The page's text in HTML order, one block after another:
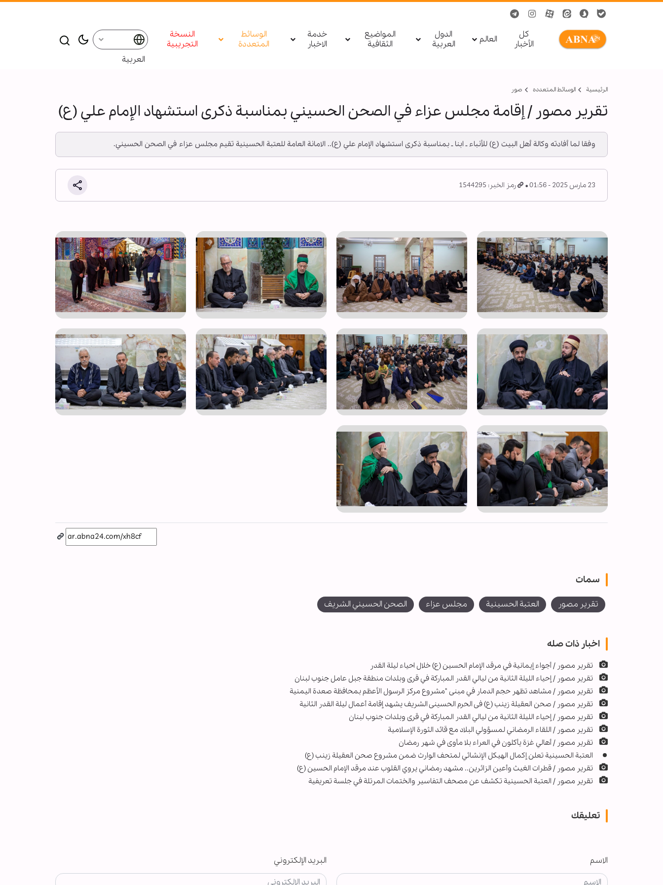
کل
الأخبار
العالم
الدول
العربیة
المواضيع
الثقافية
خدمة
الاخبار
الوسائط
المتعددة
النسخة
التجريبية
العربية
الرئيسية الوسائط المتعدده صور
تقریر مصور / إقامة مجلس عزاء في الصحن الحسيني بمناسبة ذكرى استشهاد الإمام علي (ع)
وفقا لما أفادته وكالة أهل البيت (ع) للأنباء ـ ابنا ـ بمناسبة ذكرى استشهاد الإمام علي (ع).. الامانة العامة للعتبة الحسينية تقيم مجلس عزاء في الصحن الحسيني.
23 مارس 2025 - 01:56 رمز الخبر: 1544295
سمات
تقرير مصور العتبة الحسينية مجلس عزاء الصحن الحسيني الشريف
اخبار ذات صله
تقرير مصور / أجواء إيمانية في مرقد الإمام الحسين (ع) خلال احياء ليلة القدر
تقریر مصور / إحياء الليلة الثانية من ليالي القدر المباركة في قرى وبلدات منطقة جبل عامل جنوب لبنان
تقرير مصور / مشاهد تظهر حجم الدمار في مبنى "مشروع مركز الرسول الأعظم بمحافظة صعدة اليمنية
تقرير مصور / صحن العقيلة زينب (ع) فی الحرم الحسینی الشریف يشهد إقامة أعمال ليلة القدر الثانية
تقرير مصور / إحياء الليلة الثانية من ليالي القدر المباركة في قرى وبلدات جنوب لبنان
تقرير مصور / اللقاء الرمضاني لمسؤولي البلاد مع قائد الثورة الإسلامية
تقرير مصور / أهالي غزة يأكلون في العراء بلا مأوى في شهر رمضان
العتبة الحسينية تعلن إكمال الهيكل الإنشائي لمتحف الوارث ضمن مشروع صحن العقيلة زينب (ع)
تقریر مصور / قطرات الغيث وأعين الزائرين.. مشهد رمضاني يروي القلوب عند مرقد الإمام الحسين (ع)
تقرير مصور / العتبة الحسينية تكشف عن مصحف التفاسير والختمات المرتلة في جلسة تعريفية
تعليقك
الاسم البريد الإلكتروني